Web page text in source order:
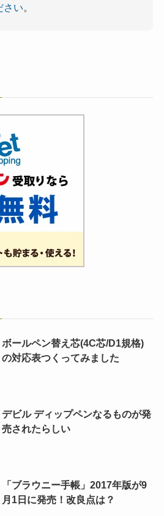
さい。
ボールペン替え芯(4C芯/D1規格)
の対応表つくってみました
デビル ディップペンなるものが発
売されたらしい
「ブラウニー手帳」2017年版が9
月1日に発売！改良点は？